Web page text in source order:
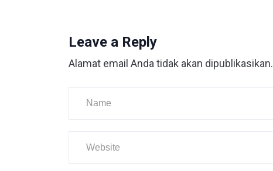
Leave a Reply
Alamat email Anda tidak akan dipublikasikan.